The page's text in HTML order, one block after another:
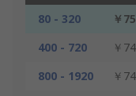
80 - 320 ￥
400 - 720
￥
800 - 1920
￥